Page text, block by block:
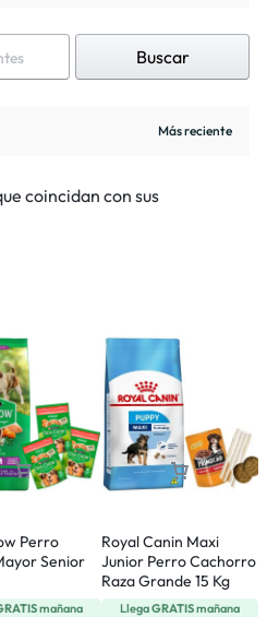
Buscar
coincidan con sus
Perro
Senior
mañana
Royal Canin Maxi
Junior Perro Cachorro
Raza Grande 15 Kg
LlegaGRATISmañana